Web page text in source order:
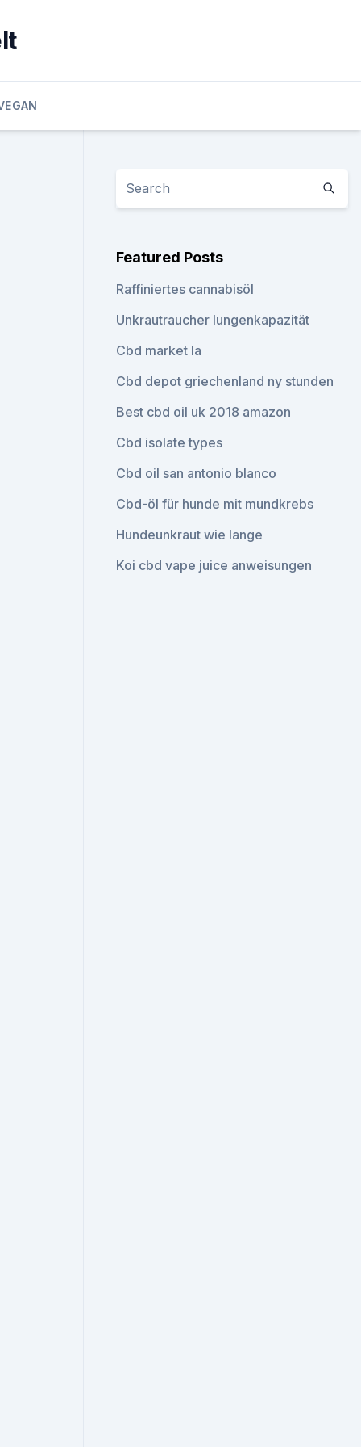
Featured Posts
Raffiniertes cannabisöl
Unkrautraucher lungenkapazität
Cbd market la
Cbd depot griechenland ny stunden
Best cbd oil uk 2018 amazon
Cbd isolate types
Cbd oil san antonio blanco
Cbd-öl für hunde mit mundkrebs
Hundeunkraut wie lange
Koi cbd vape juice anweisungen